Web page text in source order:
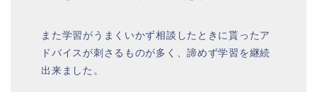
また学習がうまくいかず相談したときに貰ったア
ドバイスが刺さるものが多く、諦めず学習を継続
出来ました。